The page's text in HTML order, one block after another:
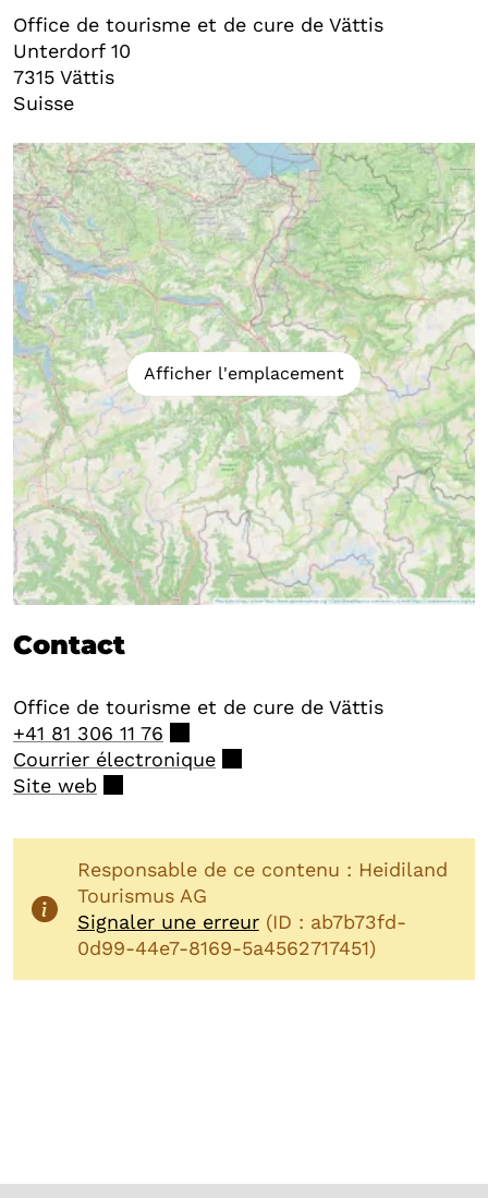
Office de tourisme et de cure de Vättis
Unterdorf 10
7315 Vättis
Suisse
Afficher l'emplacement
Contact
Office de tourisme et de cure de Vättis
+41 81 306 11 76
Courrier électronique
Site web
Responsable de ce contenu : Heidiland
Tourismus AG
Signaler une erreur(ID : ab7b73fd-
0d99-44e7-8169-5a4562717451)